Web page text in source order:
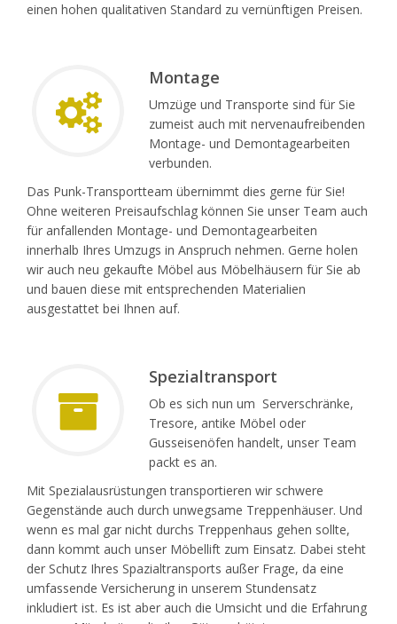
einen hohen qualitativen Standard zu vernünftigen Preisen.
Montage
Umzüge und Transporte sind für Sie
zumeist auch mit nervenaufreibenden
Montage- und Demontagearbeiten
verbunden.
Das Punk-Transportteam übernimmt dies gerne für Sie!
Ohne weiteren Preisaufschlag können Sie unser Team auch
für anfallenden Montage- und Demontagearbeiten
innerhalb Ihres Umzugs in Anspruch nehmen. Gerne holen
wir auch neu gekaufte Möbel aus Möbelhäusern für Sie ab
und bauen diese mit entsprechenden Materialien
ausgestattet bei Ihnen auf.
Spezialtransport
Ob es sich nun um Serverschränke,
Tresore, antike Möbel oder
Gusseisenöfen handelt, unser Team
packt es an.
Mit Spezialausrüstungen transportieren wir schwere
Gegenstände auch durch unwegsame Treppenhäuser. Und
wenn es mal gar nicht durchs Treppenhaus gehen sollte,
dann kommt auch unser Möbellift zum Einsatz. Dabei steht
der Schutz Ihres Spazialtransports außer Frage, da eine
umfassende Versicherung in unserem Stundensatz
inkludiert ist. Es ist aber auch die Umsicht und die Erfahrung